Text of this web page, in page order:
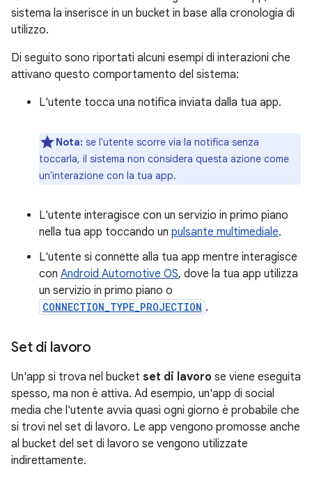
sistema la inserisce in un bucket in base alla cronologia di
utilizzo.
Di seguito sono riportati alcuni esempi di interazioni che
attivano questo comportamento del sistema:
L'utente tocca una notifica inviata dalla tua app.
Nota: se l'utente scorre via la notifica senza
toccarla, il sistema non considera questa azione come
un'interazione con la tua app.
L'utente interagisce con un servizio in primo piano
nella tua app toccando un pulsante multimediale.
L'utente si connette alla tua app mentre interagisce
con Android Automotive OS, dove la tua app utilizza
un servizio in primo piano o
CONNECTION_TYPE_PROJECTION .
Set di lavoro
Un'app si trova nel bucket set di lavoro se viene eseguita
spesso, ma non è attiva. Ad esempio, un'app di social
media che l'utente avvia quasi ogni giorno è probabile che
si trovi nel set di lavoro. Le app vengono promosse anche
al bucket del set di lavoro se vengono utilizzate
indirettamente.